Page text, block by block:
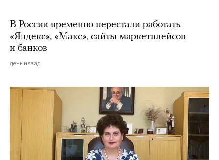
В России временно перестали работать
«Яндекс», «Макс», сайты маркетплейсов
и банков
день назад